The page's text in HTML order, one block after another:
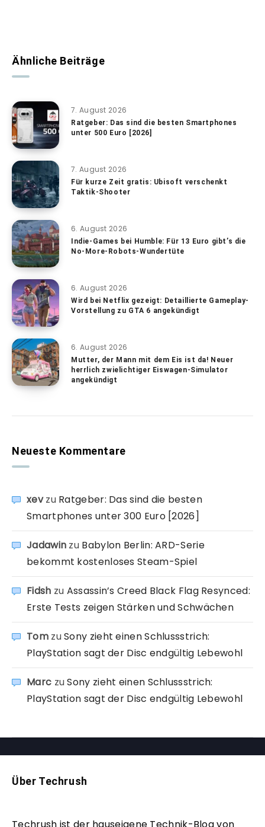
Ähnliche Beiträge
7. August 2026
Ratgeber: Das sind die besten Smartphones
unter 500 Euro [2026]
7. August 2026
Für kurze Zeit gratis: Ubisoft verschenkt
Taktik-Shooter
6. August 2026
Indie-Games bei Humble: Für 13 Euro gibt’s die
No-More-Robots-Wundertüte
6. August 2026
Wird bei Netflix gezeigt: Detaillierte Gameplay-
Vorstellung zu GTA 6 angekündigt
6. August 2026
Mutter, der Mann mit dem Eis ist da! Neuer
herrlich zwielichtiger Eiswagen-Simulator
angekündigt
Neueste Kommentare
xevzu Ratgeber: Das sind die besten
Smartphones unter 300 Euro [2026]
Jadawin zu Babylon Berlin: ARD-Serie
bekommt kostenloses Steam-Spiel
Fidsh zu Assassin’s Creed Black Flag Resynced:
Erste Tests zeigen Stärken und Schwächen
TomzuSony zieht einen Schlussstrich:
PlayStation sagt der Disc endgültig Lebewohl
Marc zuSony zieht einen Schlussstrich:
PlayStation sagt der Disc endgültig Lebewohl
Über Techrush
Techrush ist der hauseigene Technik-Blog von